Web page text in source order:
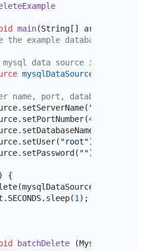
main(String[] args)
the example database
data source instance.
mysqlDataSource
name, port, database name,
"localhost"
4000
"root");
"");
{
1 );
batchDelete